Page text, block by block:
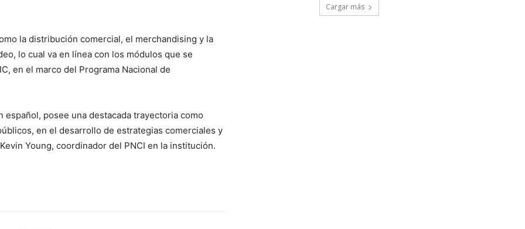
la distribución comercial, el merchandising y la
lo cual va en línea con los módulos que se
en el marco del Programa Nacional de
posee una destacada trayectoria como
en el desarrollo de estrategias comerciales y
Young, coordinador del PNCI en la institución.
Cargar más